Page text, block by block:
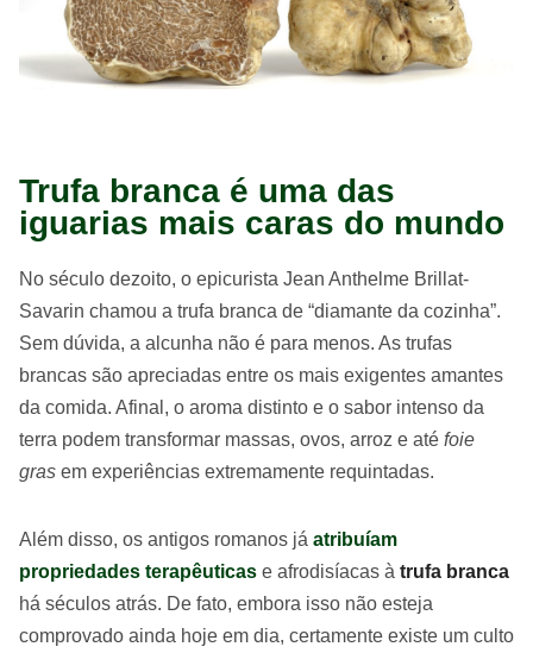
Trufa branca é uma das
iguarias mais caras do mundo
No século dezoito, o epicurista Jean Anthelme Brillat-
Savarin chamou a trufa branca de “diamante da cozinha”.
Sem dúvida, a alcunha não é para menos. As trufas
brancas são apreciadas entre os mais exigentes amantes
da comida. Afinal, o aroma distinto e o sabor intenso da
terra podem transformar massas, ovos, arroz e até foie
gras em experiências extremamente requintadas.
Além disso, os antigos romanos já atribuíam
propriedades terapêuticas e afrodisíacas à trufa branca
há séculos atrás. De fato, embora isso não esteja
comprovado ainda hoje em dia, certamente existe um culto